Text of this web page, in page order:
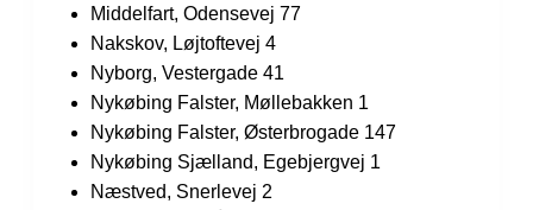
Middelfart, Odensevej 77
Nakskov, Løjtoftevej 4
Nyborg, Vestergade 41
Nykøbing Falster, Møllebakken 1
Nykøbing Falster, Østerbrogade 147
Nykøbing Sjælland, Egebjergvej 1
Næstved, Snerlevej 2